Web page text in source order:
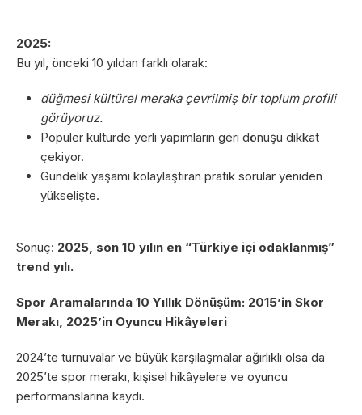
2025:
Bu yıl, önceki 10 yıldan farklı olarak:
düğmesi kültürel meraka çevrilmiş bir toplum profili
görüyoruz.
Popüler kültürde yerli yapımların geri dönüşü dikkat
çekiyor.
Gündelik yaşamı kolaylaştıran pratik sorular yeniden
yükselişte.
Sonuç: 2025, son 10 yılın en “Türkiye içi odaklanmış”
trend yılı.
Spor Aramalarında 10 Yıllık Dönüşüm: 2015’in Skor
Merakı, 2025’in Oyuncu Hikâyeleri
2024’te turnuvalar ve büyük karşılaşmalar ağırlıklı olsa da
2025’te spor merakı, kişisel hikâyelere ve oyuncu
performanslarına kaydı.